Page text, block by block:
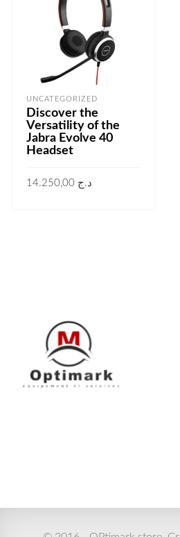
UNCATEGORIZED
Discover the
Versatility of the
Jabra Evolve 40
Headset
د.ج 14.250,00